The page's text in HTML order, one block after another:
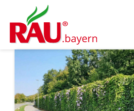
contenido